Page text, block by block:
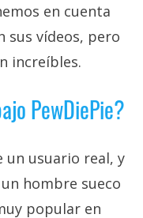
en cuenta
sus vídeos, pero
increíbles.
PewDiePie?
un usuario real, y
un hombre sueco
popular en